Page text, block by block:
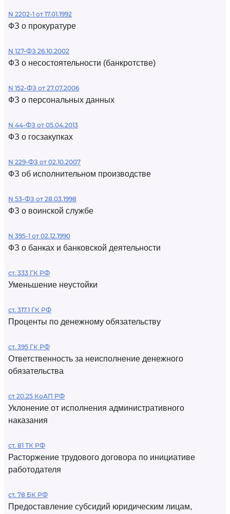
N 2202-1 от 17.01.1992
ФЗ о прокуратуре
N 127-ФЗ 26.10.2002
ФЗ о несостоятельности (банкротстве)
N 152-ФЗ от 27.07.2006
ФЗ о персональных данных
N 44-ФЗ от 05.04.2013
ФЗ о госзакупках
N 229-ФЗ от 02.10.2007
ФЗ об исполнительном производстве
N 53-ФЗ от 28.03.1998
ФЗ о воинской службе
N 395-1 от 02.12.1990
ФЗ о банках и банковской деятельности
ст. 333 ГК РФ
Уменьшение неустойки
ст. 317.1 ГК РФ
Проценты по денежному обязательству
ст. 395 ГК РФ
Ответственность за неисполнение денежного
обязательства
ст 20.25 КоАП РФ
Уклонение от исполнения административного
наказания
ст. 81 ТК РФ
Расторжение трудового договора по инициативе
работодателя
ст. 78 БК РФ
Предоставление субсидий юридическим лицам,